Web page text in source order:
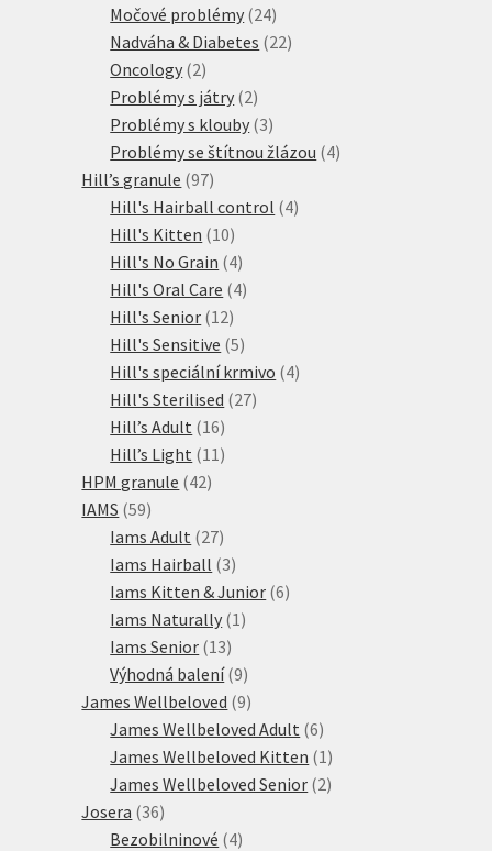
produktů
Močové problémy 2424
produktů
Nadváha & Diabetes 2222
Oncology 22
produkty
Problémy s játry 22
produkty
Problémy s klouby 33
produkty
Problémy se štítnou žlázou 44
Hill’s granule 9797
produktů
Hill's Hairball control 44
Hill's Kitten 1010
produktů
Hill's No Grain 44
produkty
Hill's Oral Care 44
Hill's Senior 1212
produktů
Hill's Sensitive 55
produktů
Hill's speciální krmivo 44
Hill's Sterilised 2727
Hill’s Adult 1616
produktů
Hill’s Light 11 11
HPM granule 4242
IAMS 5959
produktů
Iams Adult 2727
produktů
Iams Hairball 33
produkty
Iams Kitten & Junior 66
Iams Naturally 1 1
Iams Senior 1313
produktů
Výhodná balení 99
produktů
James Wellbeloved 99
produktů
James Wellbeloved Adult 66
produktů
James Wellbeloved Kitten 1 1
produkt
James Wellbeloved Senior 22
Josera 3636
produktů
Bezobilninové 44